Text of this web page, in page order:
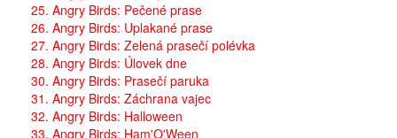
25. Angry Birds: Pečené prase
26. Angry Birds: Uplakané prase
27. Angry Birds: Zelená prasečí polévka
28. Angry Birds: Úlovek dne
30. Angry Birds: Prasečí paruka
31. Angry Birds: Záchrana vajec
32. Angry Birds: Halloween
33. Angry Birds: Ham'O'Ween